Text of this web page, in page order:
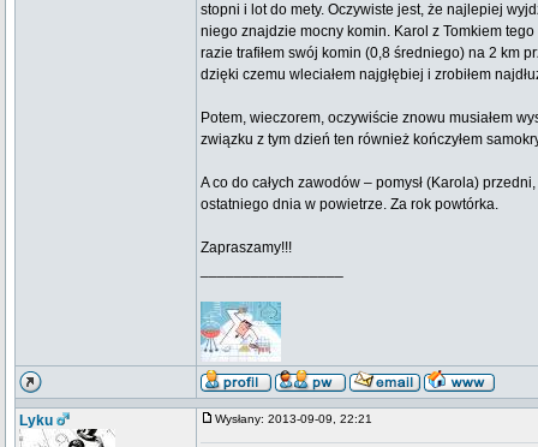
stopni i lot do mety. Oczywiste jest, że najlepiej
niego znajdzie mocny komin. Karol z Tomkiem
razie trafiłem swój komin (0,8 średniego) na 2 km
dzięki czemu wleciałem najgłębiej i zrobiłem
Potem, wieczorem, oczywiście znowu musiałem
związku z tym dzień ten również kończyłem
A co do całych zawodów – pomysł (Karola)
ostatniego dnia w powietrze. Za rok powtórka.
Zapraszamy!!!
Lyku Wysłany: 2013-09-09, 22:21